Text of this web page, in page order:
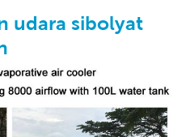
udara sibolyat